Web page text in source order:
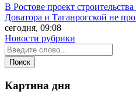
В Ростове проект
Доватора и Таганрогской не
сегодня, 09:08
Новости рубрики
Картина дня